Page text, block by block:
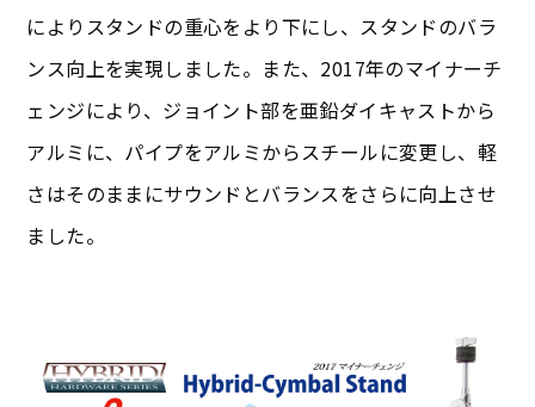
によりスタンドの重心をより下にし、スタンドのバラ
ンス向上を実現しました。また、2017年のマイナーチ
ェンジにより、ジョイント部を亜鉛ダイキャストから
アルミに、パイプをアルミからスチールに変更し、軽
さはそのままにサウンドとバランスをさらに向上させ
ました。